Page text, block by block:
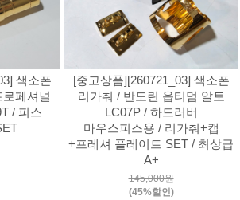
색소폰
페셔널
/ 피스
[중고상품][260721_03] 색소폰
리가춰 / 반도린 옵티멈 알토
LC07P / 하드러버
마우스피스용 / 리가춰+캡
+프레셔 플레이트 SET / 최상급
A+
145,000원
(45%할인)